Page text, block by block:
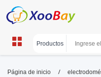
filtro de
Página de inicio /